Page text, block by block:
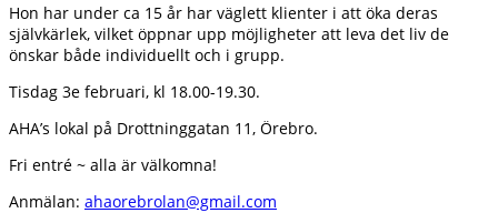
Hon har under ca 15 år har väglett klienter i att öka deras
självkärlek, vilket öppnar upp möjligheter att leva det liv de
önskar både individuellt och i grupp.
Tisdag 3e februari, kl 18.00-19.30.
AHA’s lokal på Drottninggatan 11, Örebro.
Fri entré ~ alla är välkomna!
Anmälan: ahaorebrolan@gmail.com